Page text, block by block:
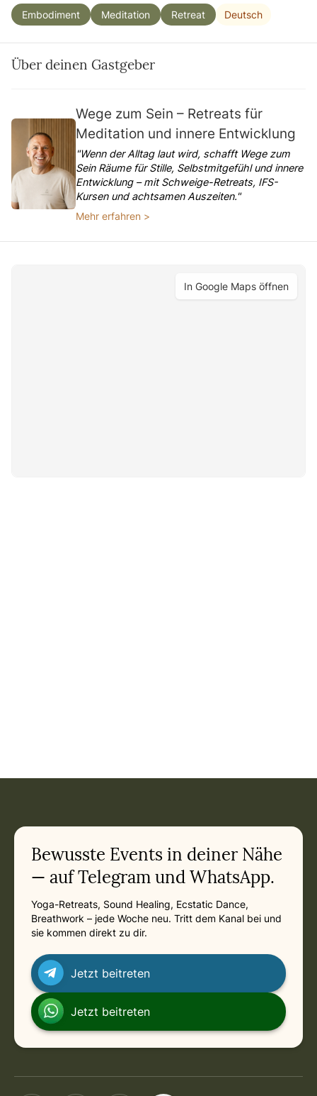
Embodiment Meditation Retreat Deutsch
Über deinen Gastgeber
Wege zum Sein – Retreats für
Meditation und innere Entwicklung
"Wenn der Alltag laut wird, schafft Wege zum
Sein Räume für Stille, Selbstmitgefühl und innere
Entwicklung – mit Schweige-Retreats, IFS-
Kursen und achtsamen Auszeiten."
Mehr erfahren >
In Google Maps öffnen
Related appointments
Bewusste Events in deiner Nähe
— auf Telegram und WhatsApp.
Yoga-Retreats, Sound Healing, Ecstatic Dance,
Breathwork – jede Woche neu. Tritt dem Kanal bei und
sie kommen direkt zu dir.
Jetzt beitreten
Jetzt beitreten